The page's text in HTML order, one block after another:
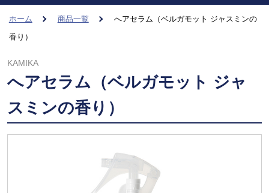
ホーム 商品一覧
へアセラム（ベルガモット ジャスミンの
香り）
KAMIKA
へアセラム（ベルガモット ジャ
スミンの香り）